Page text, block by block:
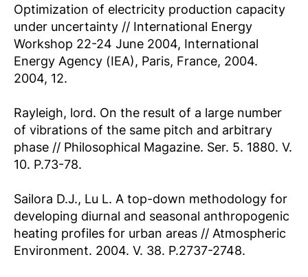
Optimization of electricity production capacity
under uncertainty // International Energy
Workshop 22-24 June 2004, International
Energy Agency (IEA), Paris, France, 2004.
2004, 12.
Rayleigh, lord. On the result of a large number
of vibrations of the same pitch and arbitrary
phase // Philosophical Magazine. Ser. 5. 1880. V.
10. P.73-78.
Sailora D.J., Lu L. A top-down methodology for
developing diurnal and seasonal anthropogenic
heating profiles for urban areas // Atmospheric
Environment. 2004. V. 38. P.2737-2748.